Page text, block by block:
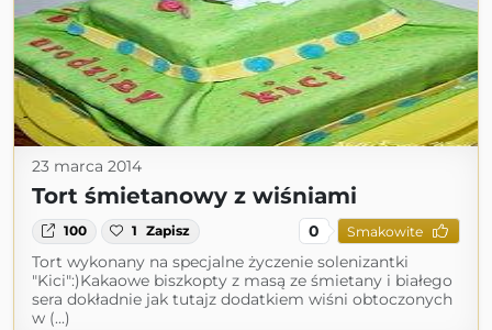
23 marca 2014
Tort śmietanowy z wiśniami
100 1 Zapisz 0 Smakowite
Tort wykonany na specjalne życzenie solenizantki
"Kici":)Kakaowe biszkopty z masą ze śmietany i białego
sera dokładnie jak tutajz dodatkiem wiśni obtoczonych
w (...)